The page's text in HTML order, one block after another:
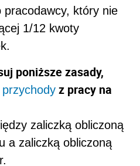
pracodawcy, który nie
1/12 kwoty
poniższe zasady,
przychody z pracy na
zaliczką obliczoną
a zaliczką obliczoną